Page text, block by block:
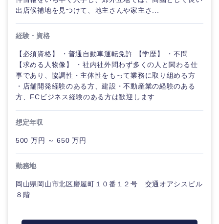
ご希望の職種を選択してください
経営企
企画
経営ボー
新規事業企画・立上げ
ご希望の職種を選択してください
経営企画・事業企画
経営ボード
管理
人事
ご希望の業界を選択してください
商社・卸
エネルギー・資源・環境
自動車・機械・船舶
ご希望の勤務地を選択してください
北海道・東北地方
ご希望条件を入力ください
出店候補地を見つけて、地主さんや家主さ...
経験・資格
【必須資格】 ・普通自動車運転免許 【学歴】 ・不問
【求める人物像】 ・社内社外問わず多くの人と関わる仕
事であり、協調性・主体性をもって業務に取り組める方
・店舗開発経験のある方、建設・不動産業の経験のある
方、FCビジネス経験のある方は歓迎します
想定年収
500 万円 ～ 650 万円
勤務地
岡山県岡山市北区磨屋町１０番１２号 交通オアシスビル
８階